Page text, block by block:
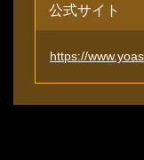
公式サイト
https://